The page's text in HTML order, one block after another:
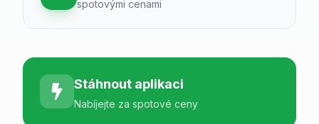
spotovými cenami
Stáhnout aplikaci
Nabíjejte za spotové ceny